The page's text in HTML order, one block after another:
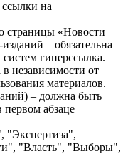
ссылки на
страницы «Новости
– обязательна
гиперссылка.
независимости от
материалов.
– должна быть
первом абзаце
"Экспертиза",
"Власть", "Выборы",